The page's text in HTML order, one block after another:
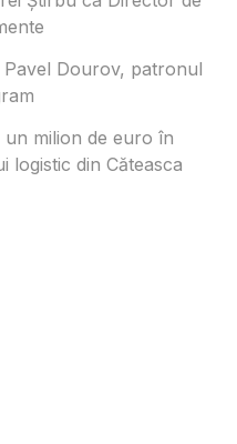
Dourov, patronul
un milion de euro în
logistic din Căteasca